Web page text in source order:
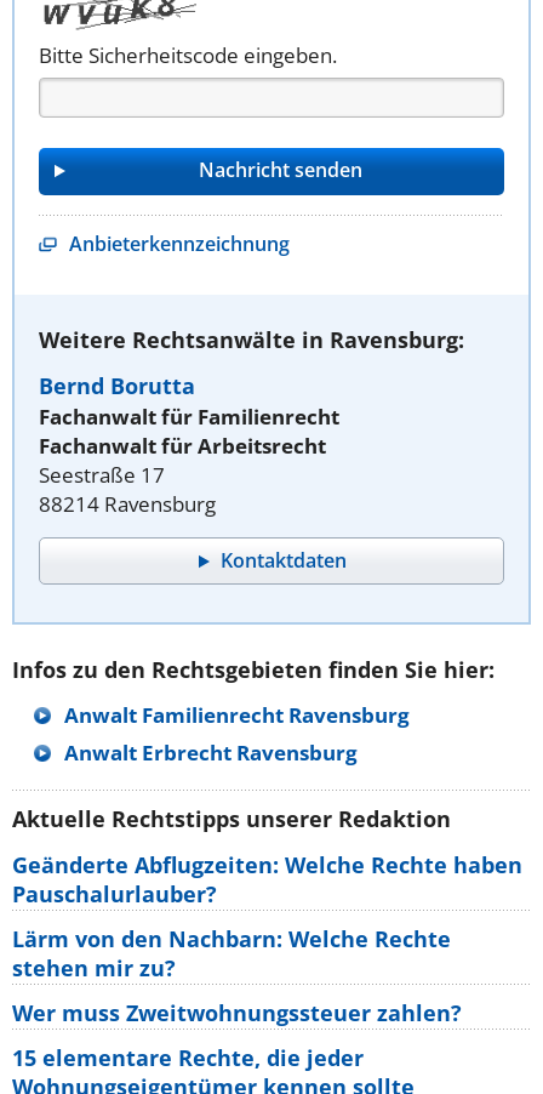
Bitte Sicherheitscode eingeben.
Anbieterkennzeichnung
Weitere Rechtsanwälte in Ravensburg:
Bernd Borutta
Fachanwalt für Familienrecht
Fachanwalt für Arbeitsrecht
Seestraße 17
88214 Ravensburg
Kontaktdaten
Infos zu den Rechtsgebieten finden Sie hier:
Anwalt Familienrecht Ravensburg
Anwalt Erbrecht Ravensburg
Aktuelle Rechtstipps unserer Redaktion
Geänderte Abflugzeiten: Welche Rechte haben
Pauschalurlauber?
Lärm von den Nachbarn: Welche Rechte
stehen mir zu?
Wer muss Zweitwohnungssteuer zahlen?
15 elementare Rechte, die jeder
Wohnungseigentümer kennen sollte